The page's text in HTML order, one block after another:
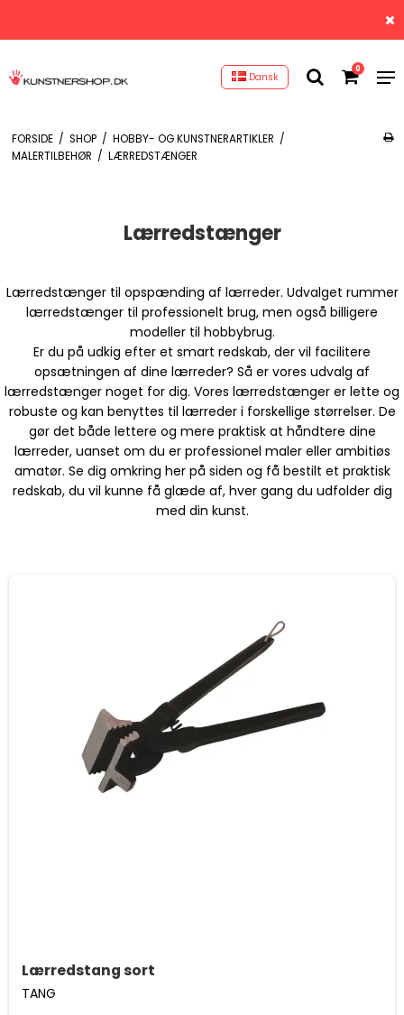
Dansk
0
FORSIDE / SHOP / HOBBY- OG KUNSTNERARTIKLER /
MALERTILBEHØR / LÆRREDSTÆNGER
Lærredstænger
Lærredstænger til opspænding af lærreder. Udvalget rummer
lærredstænger til professionelt brug, men også billigere
modeller til hobbybrug.
Er du på udkig efter et smart redskab, der vil facilitere
opsætningen af dine lærreder? Så er vores udvalg af
lærredstænger noget for dig. Vores lærredstænger er lette og
robuste og kan benyttes til lærreder i forskellige størrelser. De
gør det både lettere og mere praktisk at håndtere dine
lærreder, uanset om du er professionel maler eller ambitiøs
amatør. Se dig omkring her på siden og få bestilt et praktisk
redskab, du vil kunne få glæde af, hver gang du udfolder dig
med din kunst.
Lærredstang sort
TANG